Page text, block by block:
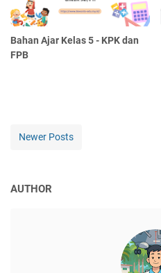
Bahan Ajar Kelas 5 - KPK dan
FPB
Newer Posts
AUTHOR